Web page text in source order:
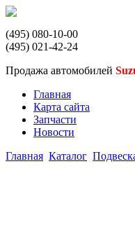
(495) 080-10-00
(495) 021-42-24
Продажа автомобилей
Главная
Карта сайта
Запчасти
Новости
Главная Каталог